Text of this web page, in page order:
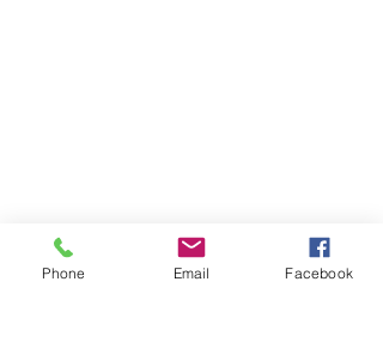
Phone Email Facebook